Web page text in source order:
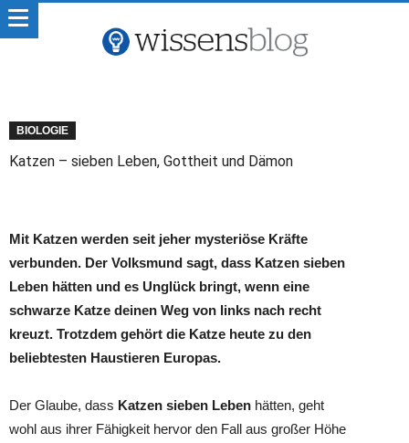
BIOLOGIE
Katzen – sieben Leben, Gottheit und Dämon
Mit Katzen werden seit jeher mysteriöse Kräfte
verbunden. Der Volksmund sagt, dass Katzen sieben
Leben hätten und es Unglück bringt, wenn eine
schwarze Katze deinen Weg von links nach recht
kreuzt. Trotzdem gehört die Katze heute zu den
beliebtesten Haustieren Europas.
Der Glaube, dass Katzen sieben Leben hätten, geht
wohl aus ihrer Fähigkeit hervor den Fall aus großer Höhe